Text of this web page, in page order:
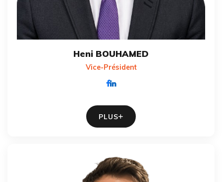
Heni BOUHAMED
Vice-Président
PLUS